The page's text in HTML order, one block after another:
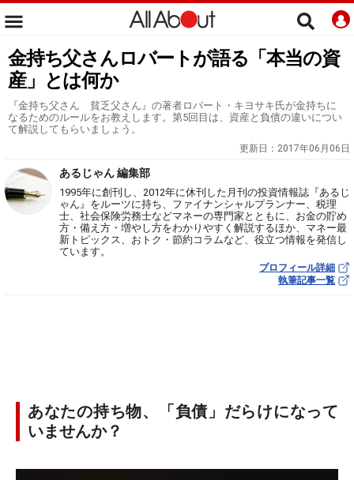
金持ち父さんロバートが語る「本当の資
産」とは何か
『金持ち父さん 貧乏父さん』の著者ロバート・キヨサキ氏が金持ちに
なるためのルールをお教えします。第5回目は、資産と負債の違いについ
て解説してもらいましょう。
更新日： 2017年06月06日
あるじゃん 編集部
1995年に創刊し、2012年に休刊した月刊の投資情報誌『あるじ
ゃん』をルーツに持ち、ファイナンシャルプランナー、税理
士、社会保険労務士などマネーの専門家とともに、お金の貯め
方・備え方・増やし方をわかりやすく解説するほか、マネー最
新トピックス、おトク・節約コラムなど、役立つ情報を発信し
ています。
プロフィール詳細
執筆記事一覧
あなたの持ち物、「負債」だらけになって
いませんか？